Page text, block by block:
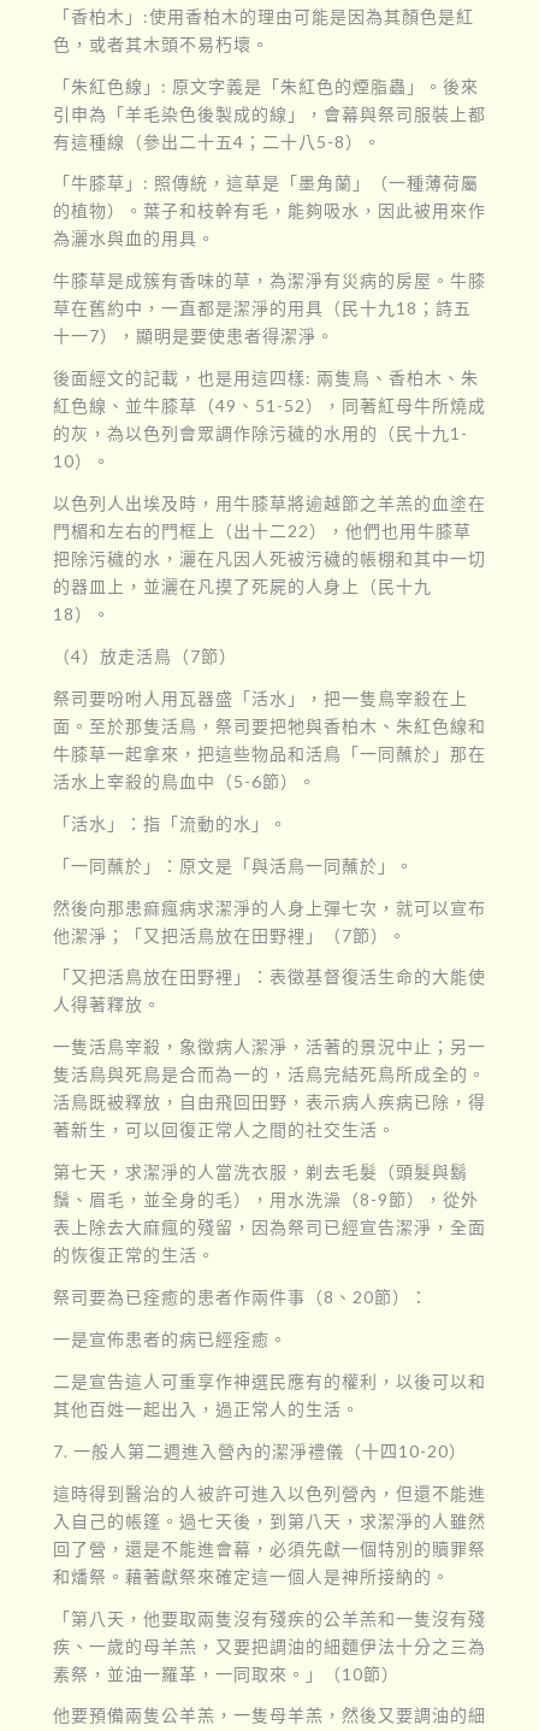
「香柏木」:使用香柏木的理由可能是因為其顏色是紅
色，或者其木頭不易朽壞。
「朱紅色線」: 原文字義是「朱紅色的煙脂蟲」。後來
引申為「羊毛染色後製成的線」，會幕與祭司服裝上都
有這種線（參出二十五4；二十八5-8）。
「牛膝草」: 照傳統，這草是「墨角蘭」（一種薄荷屬
的植物）。葉子和枝幹有毛，能夠吸水，因此被用來作
為灑水與血的用具。
牛膝草是成簇有香味的草，為潔淨有災病的房屋。牛膝
草在舊約中，一直都是潔淨的用具（民十九18；詩五
十一7），顯明是要使患者得潔淨。
後面經文的記載，也是用這四樣: 兩隻鳥、香柏木、朱
紅色線、並牛膝草（49、51-52），同著紅母牛所燒成
的灰，為以色列會眾調作除污穢的水用的（民十九1-
10）。
以色列人出埃及時，用牛膝草將逾越節之羊羔的血塗在
門楣和左右的門框上（出十二22），他們也用牛膝草
把除污穢的水，灑在凡因人死被污穢的帳棚和其中一切
的器皿上，並灑在凡摸了死屍的人身上（民十九
18）。
（4）放走活鳥（7節）
祭司要吩咐人用瓦器盛「活水」，把一隻鳥宰殺在上
面。至於那隻活鳥，祭司要把牠與香柏木、朱紅色線和
牛膝草一起拿來，把這些物品和活鳥「一同蘸於」那在
活水上宰殺的鳥血中（5-6節）。
「活水」：指「流動的水」。
「一同蘸於」：原文是「與活鳥一同蘸於」。
然後向那患痲瘋病求潔淨的人身上彈七次，就可以宣布
他潔淨；「又把活鳥放在田野裡」（7節）。
「又把活鳥放在田野裡」：表徵基督復活生命的大能使
人得著釋放。
一隻活鳥宰殺，象徵病人潔淨，活著的景況中止；另一
隻活鳥與死鳥是合而為一的，活鳥完結死鳥所成全的。
活鳥既被釋放，自由飛回田野，表示病人疾病已除，得
著新生，可以回復正常人之間的社交生活。
第七天，求潔淨的人當洗衣服，剃去毛髮（頭髮與鬍
鬚、眉毛，並全身的毛），用水洗澡（8-9節），從外
表上除去大麻瘋的殘留，因為祭司已經宣告潔淨，全面
的恢復正常的生活。
祭司要為已痊癒的患者作兩件事（8、20節）：
一是宣佈患者的病已經痊癒。
二是宣告這人可重享作神選民應有的權利，以後可以和
其他百姓一起出入，過正常人的生活。
7. 一般人第二週進入營內的潔淨禮儀（十四10-20）
這時得到醫治的人被許可進入以色列營內，但還不能進
入自己的帳篷。過七天後，到第八天，求潔淨的人雖然
回了營，還是不能進會幕，必須先獻一個特別的贖罪祭
和燔祭。藉著獻祭來確定這一個人是神所接納的。
「第八天，他要取兩隻沒有殘疾的公羊羔和一隻沒有殘
疾、一歲的母羊羔，又要把調油的細麵伊法十分之三為
素祭，並油一羅革，一同取來。」（10節）
他要預備兩隻公羊羔，一隻母羊羔，然後又要調油的細